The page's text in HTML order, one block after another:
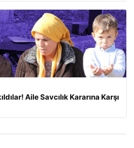
Aile Savcılık Kararına Karşı